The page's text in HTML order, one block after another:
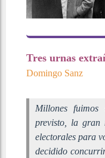
Tres urnas
Domingo Sanz
Millones fuimos
previsto, la gran
electorales para
decidido